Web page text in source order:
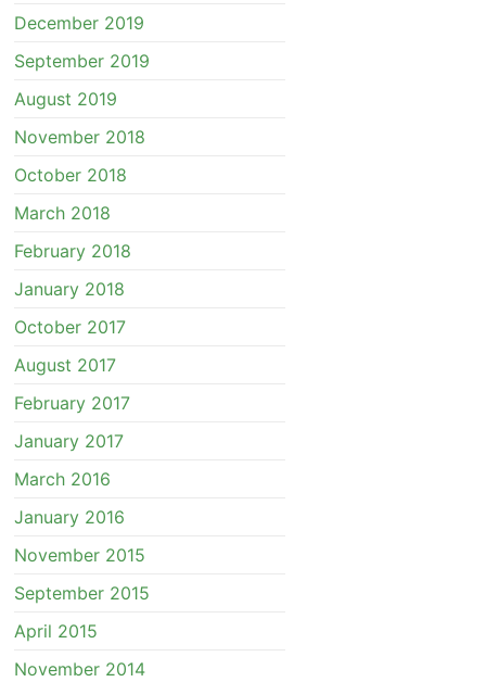
December 2019
September 2019
August 2019
November 2018
October 2018
March 2018
February 2018
January 2018
October 2017
August 2017
February 2017
January 2017
March 2016
January 2016
November 2015
September 2015
April 2015
November 2014